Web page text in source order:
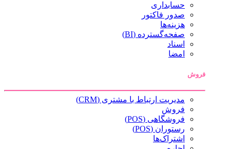
حسابداری
صدور فاکتور
هزینه‌ها
صفحه‌گسترده (BI)
اسناد
امضا
فروش
مدیریت ارتباط با مشتری (CRM)
فروش
فروشگاهی (POS)
رستوران (POS)
اشتراک‌ها